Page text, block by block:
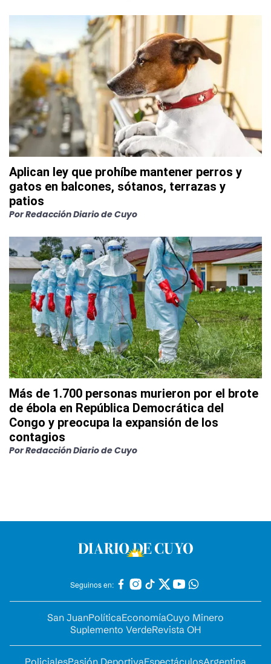
Aplican ley que prohíbe mantener perros y
gatos en balcones, sótanos, terrazas y
patios
PorRedacción Diario de Cuyo
Más de 1.700 personas murieron por el brote
de ébola en República Democrática del
Congo y preocupa la expansión de los
contagios
PorRedacción Diario de Cuyo
Seguinos en:
San JuanPolíticaEconomíaCuyo Minero
Suplemento VerdeRevista OH